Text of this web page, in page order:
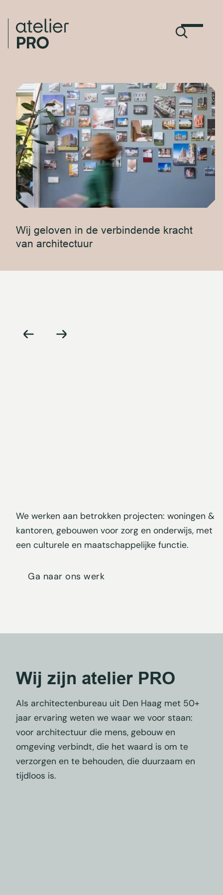
Wij geloven in de verbindende kracht
van architectuur
We werken aan betrokken projecten: woningen &
kantoren, gebouwen voor zorg en onderwijs, met
een culturele en maatschappelijke functie.
Ga naar ons werk
Berlage Lyceum
Amsterdam
Wij zijn atelier PRO
Als architectenbureau uit Den Haag met 50+
jaar ervaring weten we waar we voor staan:
voor architectuur die mens, gebouw en
omgeving verbindt, die het waard is om te
verzorgen en te behouden, die duurzaam en
tijdloos is.